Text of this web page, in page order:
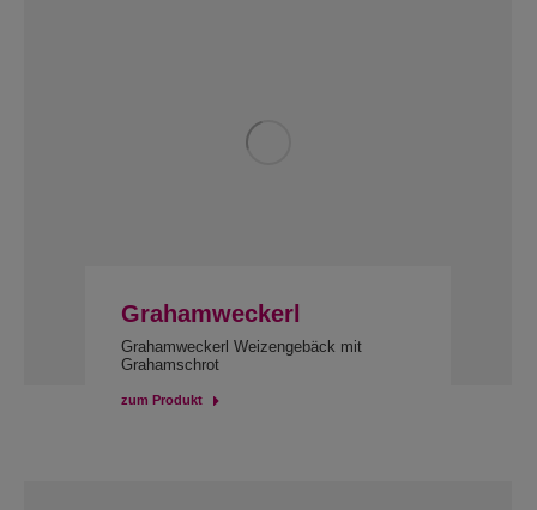
Grahamweckerl
Grahamweckerl Weizengebäck mit
Grahamschrot
zum Produkt